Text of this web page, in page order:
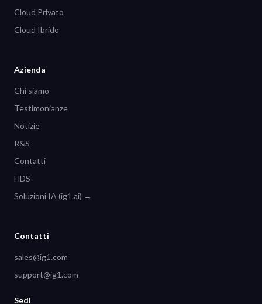
Cloud Privato
Cloud Ibrido
Azienda
Chi siamo
Testimonianze
Notizie
R&S
Contatti
HDS
Soluzioni IA (ig1.ai) →
Contatti
sales@ig1.com
support@ig1.com
Sedi